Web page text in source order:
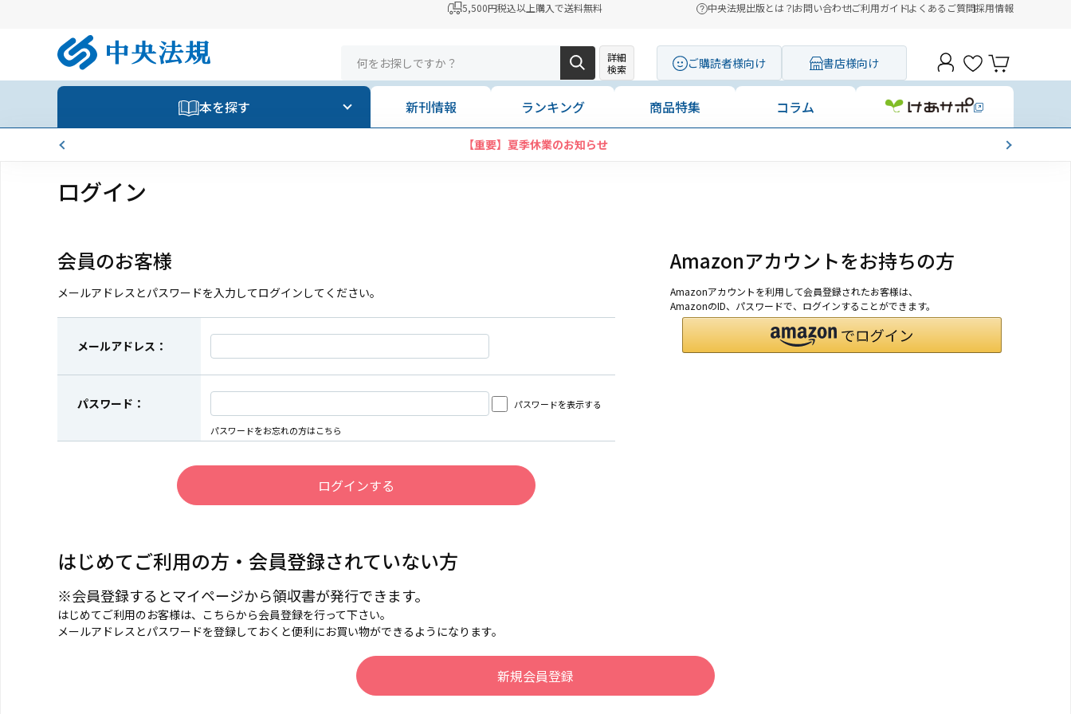
5,500円税込以上購入で送料無料 中央法規出版とは？お問い合わせご利用ガイドよくあるご質問採用情報
詳細
検索
ご購読者様向け 書店様向け
本を探す 新刊情報 ランキング 商品特集 コラム
【重要】夏季休業のお知らせ
ログイン
会員のお客様
メールアドレスとパスワードを入力してログインしてください。
メールアドレス：
パスワード： パスワードを表示する
パスワードをお忘れの方はこちら
Amazonアカウントをお持ちの方
Amazonアカウントを利用して会員登録されたお客様は、
AmazonのID、パスワードで、ログインすることができます。
はじめてご利用の方・会員登録されていない方
※会員登録するとマイページから領収書が発行できます。
はじめてご利用のお客様は、こちらから会員登録を行って下さい。
メールアドレスとパスワードを登録しておくと便利にお買い物ができるようになります。